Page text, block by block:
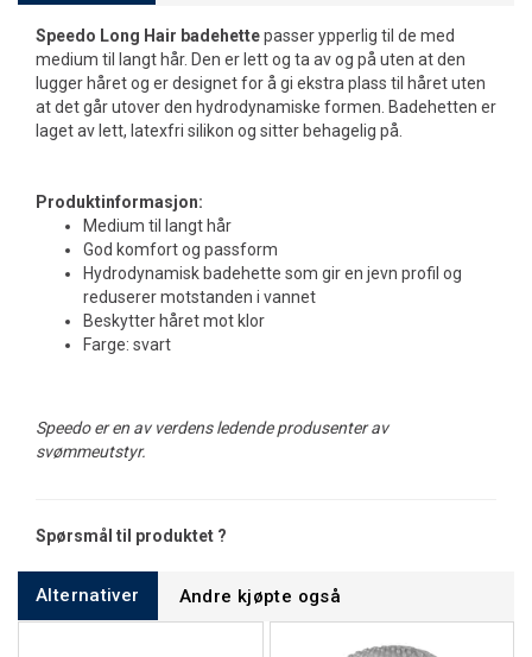
Speedo Long Hair badehettepasser ypperlig til de med
medium til langt hår. Den er lett og ta av og på uten at den
lugger håret og er designet for å gi ekstra plass til håret uten
at det går utover den hydrodynamiske formen. Badehetten er
laget av lett, latexfri silikon og sitter behagelig på.
Produktinformasjon:
Medium til langt hår
God komfort og passform
Hydrodynamisk badehette som gir en jevn profil og
reduserer motstanden i vannet
Beskytter håret mot klor
Farge: svart
Speedo er en av verdens ledende produsenter av
svømmeutstyr.
Spørsmål til produktet ?
Alternativer Andre kjøpte også